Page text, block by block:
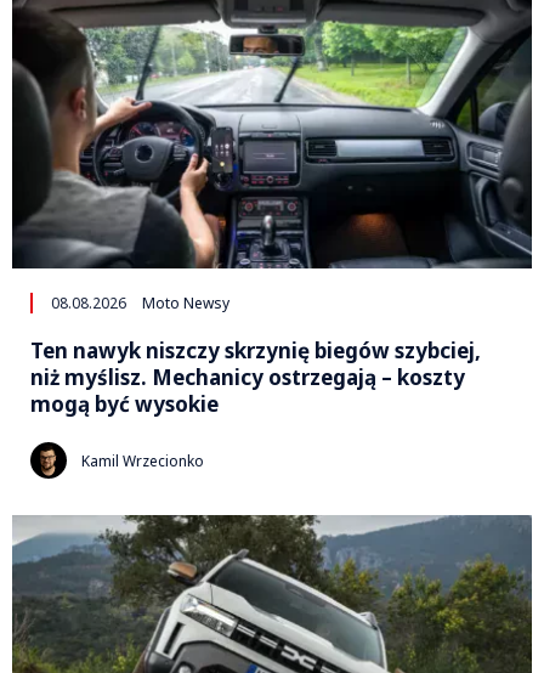
08.08.2026 Moto Newsy
Ten nawyk niszczy skrzynię biegów szybciej,
niż myślisz. Mechanicy ostrzegają – koszty
mogą być wysokie
Kamil Wrzecionko